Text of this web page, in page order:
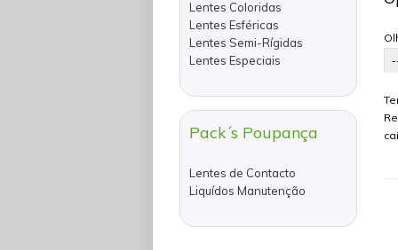
Lentes Coloridas
Lentes Esféricas
Lentes Semi-Rígidas
Lentes Especiais
Pack´s Poupança
Lentes de Contacto
Liquídos Manutenção